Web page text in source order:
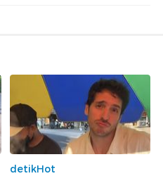
detikHot